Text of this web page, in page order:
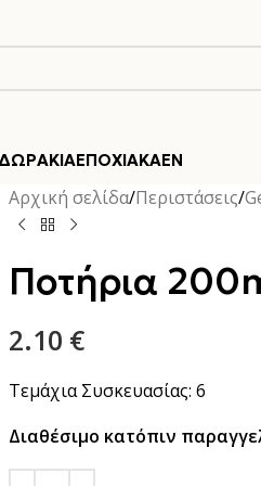
ΔΩΡΆΚΙΑΕΠΟΧΙΑΚΆEN
Αρχική σελίδα Περιστάσεις
Ποτήρια
2.10 €
Τεμάχια Συσκευασίας: 6
Διαθέσιμο κατόπιν